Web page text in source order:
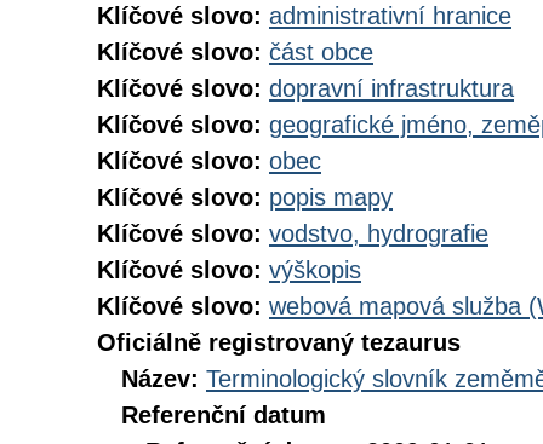
Klíčové slovo: administrativní hranice
Klíčové slovo: část obce
Klíčové slovo: dopravní infrastruktura
Klíčové slovo: geografické jméno,
Klíčové slovo: obec
Klíčové slovo: popis mapy
Klíčové slovo: vodstvo, hydrografie
Klíčové slovo: výškopis
Klíčové slovo: webová mapová služba
Oficiálně registrovaný tezaurus
Název: Terminologický slovník
Referenční datum